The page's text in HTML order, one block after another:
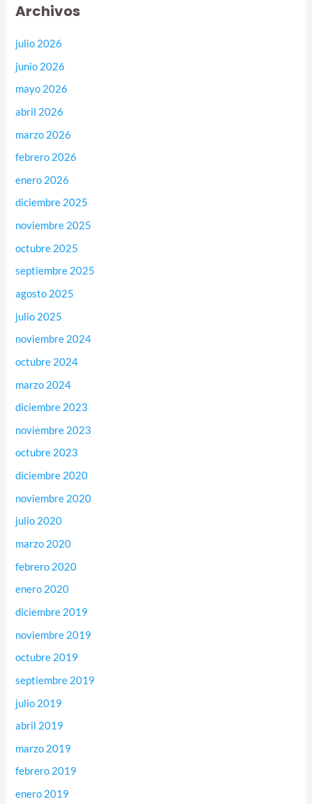
Archivos
julio 2026
junio 2026
mayo 2026
abril 2026
marzo 2026
febrero 2026
enero 2026
diciembre 2025
noviembre 2025
octubre 2025
septiembre 2025
agosto 2025
julio 2025
noviembre 2024
octubre 2024
marzo 2024
diciembre 2023
noviembre 2023
octubre 2023
diciembre 2020
noviembre 2020
julio 2020
marzo 2020
febrero 2020
enero 2020
diciembre 2019
noviembre 2019
octubre 2019
septiembre 2019
julio 2019
abril 2019
marzo 2019
febrero 2019
enero 2019